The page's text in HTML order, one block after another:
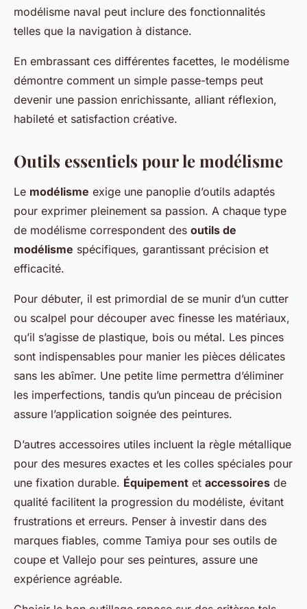
modélisme naval peut inclure des fonctionnalités
telles que la navigation à distance.
En embrassant ces différentes facettes, le modélisme
démontre comment un simple passe-temps peut
devenir une passion enrichissante, alliant réflexion,
habileté et satisfaction créative.
Outils essentiels pour le modélisme
Le modélisme exige une panoplie d’outils adaptés
pour exprimer pleinement sa passion. A chaque type
de modélisme correspondent des outils de
modélisme spécifiques, garantissant précision et
efficacité.
Pour débuter, il est primordial de se munir d’un cutter
ou scalpel pour découper avec finesse les matériaux,
qu’il s’agisse de plastique, bois ou métal. Les pinces
sont indispensables pour manier les pièces délicates
sans les abîmer. Une petite lime permettra d’éliminer
les imperfections, tandis qu’un pinceau de précision
assure l’application soignée des peintures.
D’autres accessoires utiles incluent la règle métallique
pour des mesures exactes et les colles spéciales pour
une fixation durable. Équipement et accessoires de
qualité facilitent la progression du modéliste, évitant
frustrations et erreurs. Penser à investir dans des
marques fiables, comme Tamiya pour ses outils de
coupe et Vallejo pour ses peintures, assure une
expérience agréable.